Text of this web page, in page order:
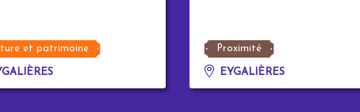
et patrimoine Proximité
EYGALIÈRES